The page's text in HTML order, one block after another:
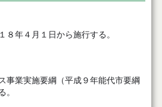
年４月１日から施行する。
事業実施要綱（平成９年能代市要綱
。